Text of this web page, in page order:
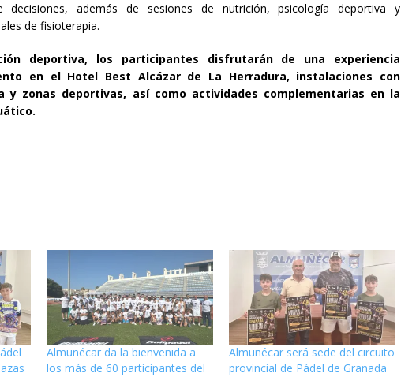
además de sesiones de nutrición, psicología deportiva y
de fisioterapia.
deportiva, los participantes disfrutarán de una experiencia
en el Hotel Best Alcázar de La Herradura, instalaciones con
y zonas deportivas, así como actividades complementarias en la
Almuñécar da la bienvenida a
los más de 60 participantes del
Almuñécar será sede del circuito
provincial de Pádel de Granada